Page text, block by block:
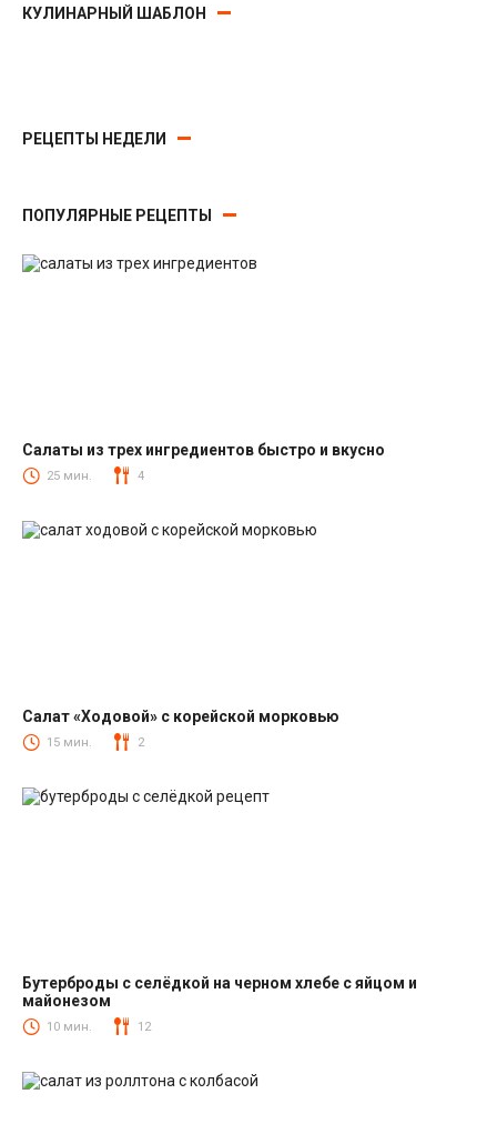
КУЛИНАРНЫЙ ШАБЛОН
РЕЦЕПТЫ НЕДЕЛИ
ПОПУЛЯРНЫЕ РЕЦЕПТЫ
Салаты
Салаты из трех ингредиентов быстро и вкусно
25 мин. 4
Салаты с корейской морковкой
Салат «Ходовой» с корейской морковью
15 мин. 2
Закуски
Бутерброды с селёдкой на черном хлебе с яйцом и
майонезом
10 мин. 12